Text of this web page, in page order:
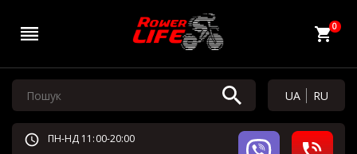
0
UA RU
ПН-НД 11:00-20:00